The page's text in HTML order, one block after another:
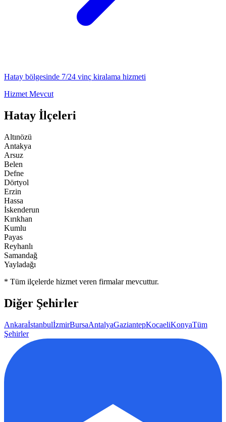
Hatay bölgesinde 7/24 vinç kiralama hizmeti
Hizmet Mevcut
Hatay İlçeleri
Altınözü
Antakya
Arsuz
Belen
Defne
Dörtyol
Erzin
Hassa
İskenderun
Kırıkhan
Kumlu
Payas
Reyhanlı
Samandağ
Yayladağı
* Tüm ilçelerde hizmet veren firmalar mevcuttur.
Diğer Şehirler
AnkaraİstanbulİzmirBursaAntalyaGaziantepKocaeliKonyaTüm
Şehirler